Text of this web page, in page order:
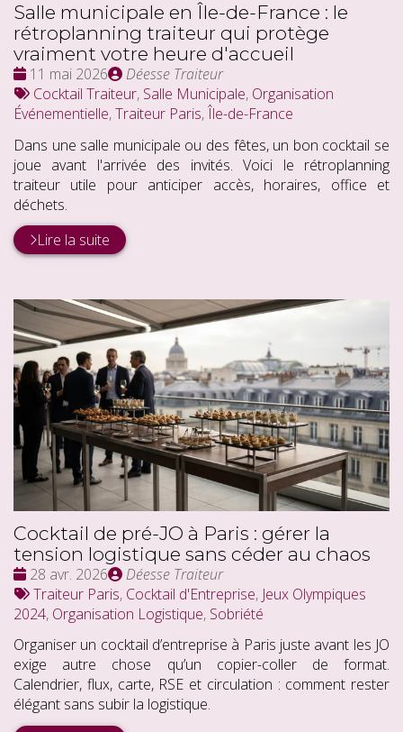
Salle municipale en Île-de-France : le
rétroplanning traiteur qui protège
vraiment votre heure d'accueil
Date
:
11 mai 2026
Publié
par
Déesse Traiteur
Tags
:
Cocktail Traiteur, Salle Municipale, Organisation
Événementielle,Traiteur Paris,Île-de-France
Dans une salle municipale ou des fêtes, un bon cocktail se
joue avant l'arrivée des invités. Voici le rétroplanning
traiteur utile pour anticiper accès, horaires, office et
déchets.
Lire la suite
Cocktail de pré-JO à Paris : gérer la
tension logistique sans céder au chaos
Date
:
28 avr. 2026
Publié
par
Déesse Traiteur
Tags
:
Traiteur Paris, Cocktail d'Entreprise, Jeux Olympiques
2024, Organisation Logistique, Sobriété
Organiser un cocktail d’entreprise à Paris juste avant les JO
exige autre chose qu’un copier-coller de format.
Calendrier, flux, carte, RSE et circulation : comment rester
élégant sans subir la logistique.